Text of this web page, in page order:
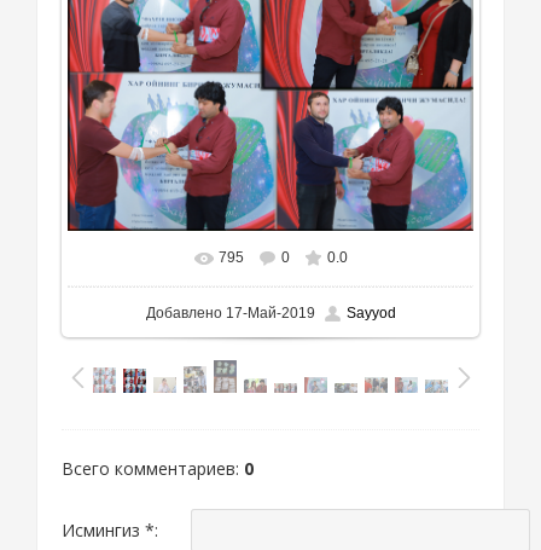
795 0 0.0
Добавлено17-Май-2019 Sayyod
Всего комментариев: 0
Исмингиз *: